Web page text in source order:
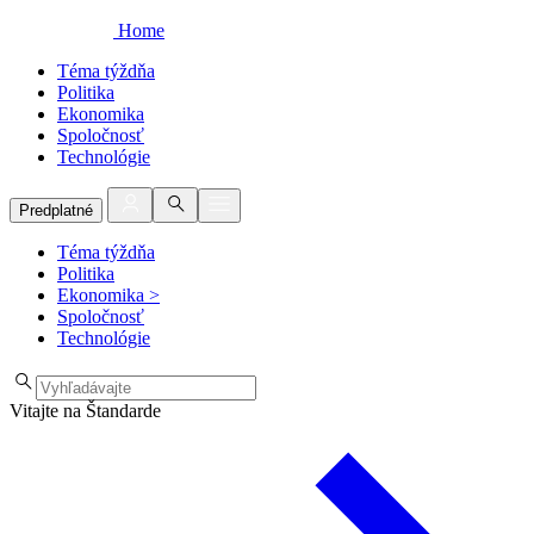
Home
Téma týždňa
Politika
Ekonomika
Spoločnosť
Technológie
Predplatné
Téma týždňa
Politika
Ekonomika >
Spoločnosť
Technológie
Vitajte na Štandarde